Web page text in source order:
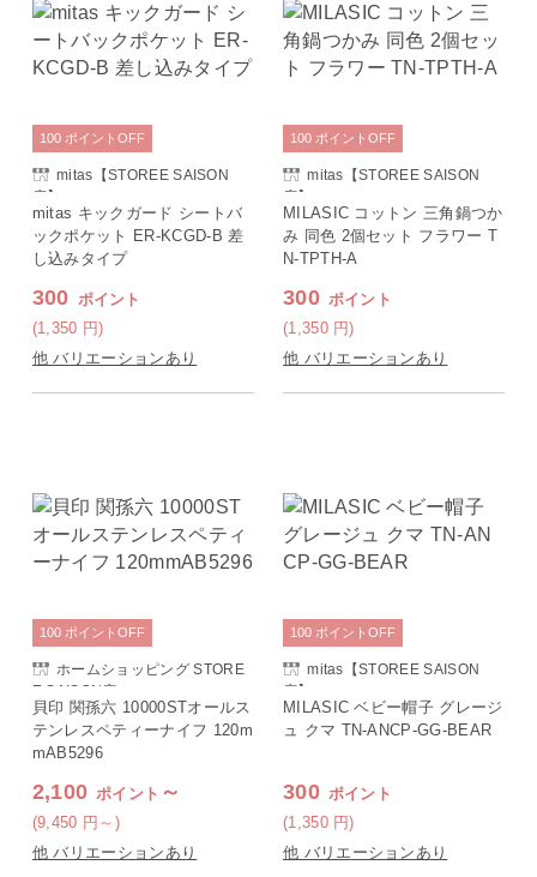
mitas【STOREE SAISON
店】
mitas キックガード シートバ
ックポケット ER-KCGD-B 差
し込みタイプ
300 ポイント
(1,350 円)
100 ポイント OFF
他 バリエーションあり
mitas【STOREE SAISON
店】
MILASIC コットン 三角鍋つか
み 同色 2個セット フラワー T
N-TPTH-A
300 ポイント
(1,350 円)
100 ポイント OFF
他 バリエーションあり
ホームショッピング STORE
E SAISON店
貝印 関孫六 10000STオールス
テンレスペティーナイフ 120m
mAB5296
2,100 ポイント ～
(9,450 円 ～)
100 ポイント OFF
他 バリエーションあり
mitas【STOREE SAISON
店】
MILASIC ベビー帽子 グレージ
ュ クマ TN-ANCP-GG-BEAR
300 ポイント
(1,350 円)
100 ポイント OFF
他 バリエーションあり